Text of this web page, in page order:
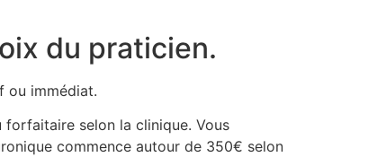
du praticien.
ou immédiat.
forfaitaire selon la clinique. Vous
commence autour de 350€ selon